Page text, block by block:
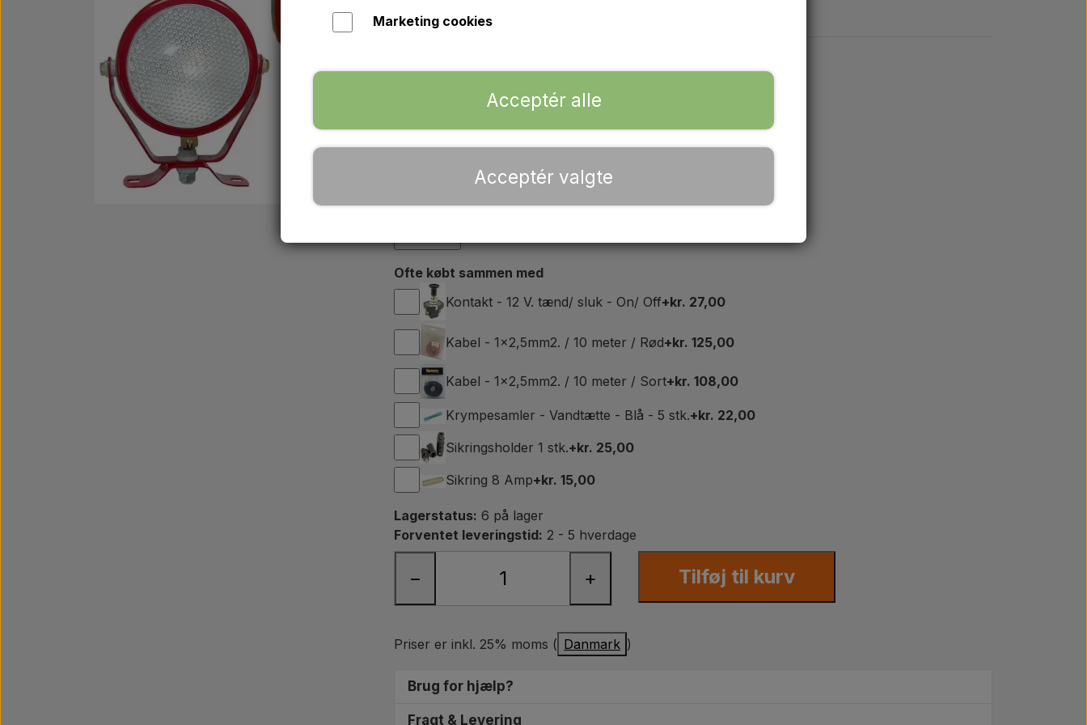
Passer på: MF35, MF65, MF135, MF165 - MF188
Ofte købt sammen med
Kontakt - 12 V. tænd/ sluk - On/ Off+kr. 27,00
Kabel - 1x2,5mm2. / 10 meter / Rød+kr. 125,00
Kabel - 1x2,5mm2. / 10 meter / Sort+kr. 108,00
Krympesamler - Vandtætte - Blå - 5 stk.+kr. 22,00
Sikringsholder 1 stk.+kr. 25,00
Sikring 8 Amp+kr. 15,00
Lagerstatus: 6 på lager
Forventet leveringstid: 2 - 5 hverdage
− + Tilføj til kurv
Priser er inkl. 25% moms ( Danmark )
Brug for hjælp?
Vi sidder klar til at hjælpe dig med at finde de helt rigtige reservedele til din traktor. I hverdage
Fragt & Levering
Marketing cookies
Acceptér alle
Acceptér valgte